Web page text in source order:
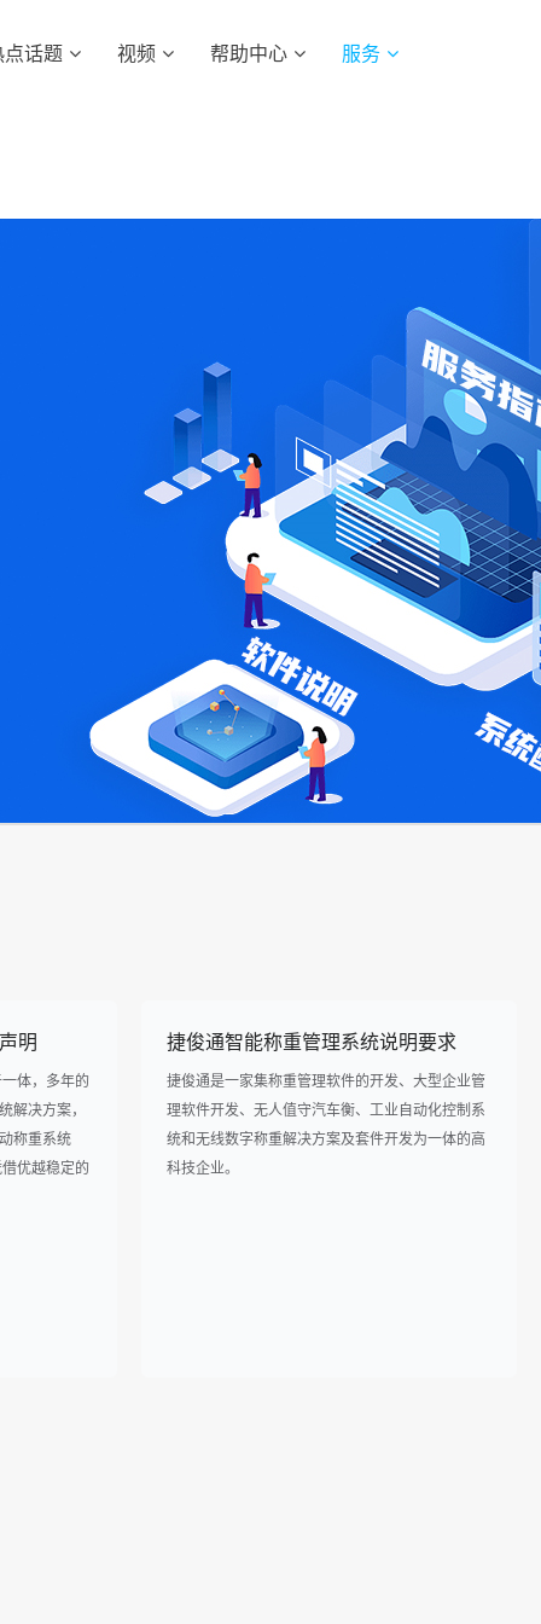
点话题 视频 帮助中心 服务
明
体，多年的
解决方案，
称重系统
优越稳定的
捷俊通智能称重管理系统说明要求
捷俊通是一家集称重管理软件的开发、大型企业管
理软件开发、无人值守汽车衡、工业自动化控制系
统和无线数字称重解决方案及套件开发为一体的高
科技企业。